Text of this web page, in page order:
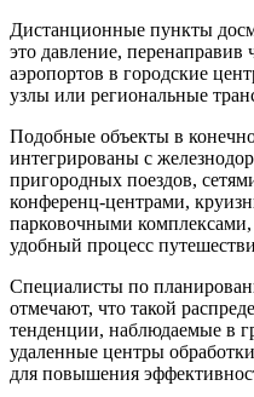
Дистанционные пункты
это давление, перенаправив
аэропортов в городские
узлы или региональные
Подобные объекты в
интегрированы с
пригородных поездов,
конференц-центрами,
парковочными комплексами,
удобный процесс
Специалисты по
отмечают, что такой
тенденции, наблюдаемые в
удаленные центры
для повышения